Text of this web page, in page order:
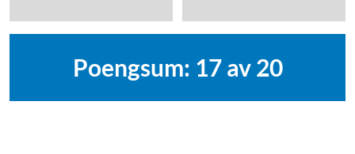
Poengsum: 17 av 20